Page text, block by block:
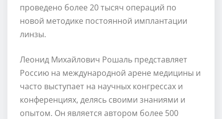
проведено более 20 тысяч операций по
новой методике постоянной имплантации
линзы.
Леонид Михайлович Рошаль представляет
Россию на международной арене медицины и
часто выступает на научных конгрессах и
конференциях, делясь своими знаниями и
опытом. Он является автором более 500